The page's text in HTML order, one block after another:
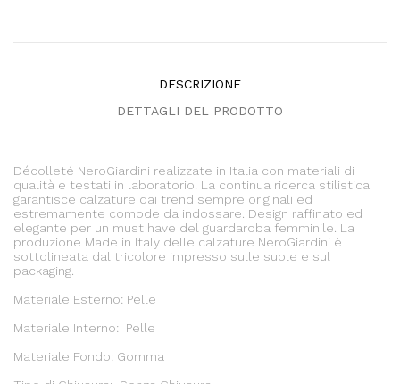
DESCRIZIONE
DETTAGLI DEL PRODOTTO
Décolleté NeroGiardini realizzate in Italia con materiali di
qualità e testati in laboratorio. La continua ricerca stilistica
garantisce calzature dai trend sempre originali ed
estremamente comode da indossare. Design raffinato ed
elegante per un must have del guardaroba femminile. La
produzione Made in Italy delle calzature NeroGiardini è
sottolineata dal tricolore impresso sulle suole e sul
packaging.
Materiale Esterno: Pelle
Materiale Interno: Pelle
Materiale Fondo: Gomma